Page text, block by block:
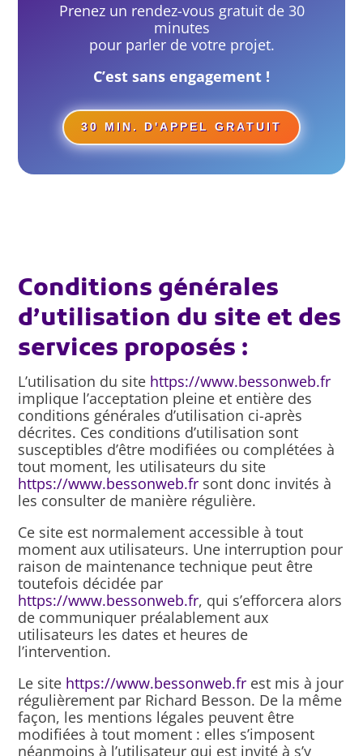
Prenez un rendez-vous gratuit de 30
minutes
pour parler de votre projet.
C’est sans engagement !
30 MIN. D'APPEL GRATUIT
Conditions générales
d’utilisation du site et des
services proposés :
L’utilisation du site https://www.bessonweb.fr
implique l’acceptation pleine et entière des
conditions générales d’utilisation ci-après
décrites. Ces conditions d’utilisation sont
susceptibles d’être modifiées ou complétées à
tout moment, les utilisateurs du site
https://www.bessonweb.fr sont donc invités à
les consulter de manière régulière.
Ce site est normalement accessible à tout
moment aux utilisateurs. Une interruption pour
raison de maintenance technique peut être
toutefois décidée par
https://www.bessonweb.fr, qui s’efforcera alors
de communiquer préalablement aux
utilisateurs les dates et heures de
l’intervention.
Le site https://www.bessonweb.fr est mis à jour
régulièrement par Richard Besson. De la même
façon, les mentions légales peuvent être
modifiées à tout moment : elles s’imposent
néanmoins à l’utilisateur qui est invité à s’y